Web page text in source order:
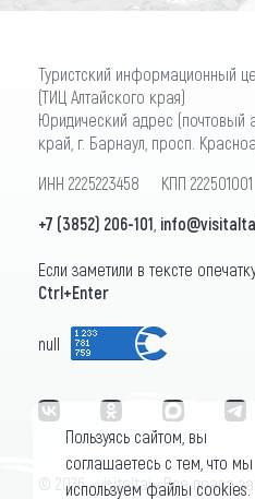
Туристский информационный
(ТИЦ Алтайского края)
Юридический адрес (почтовый
край, г. Барнаул, просп.
ИНН 2225223458 КПП
+7 (3852) 206-101
Если заметили в тексте
Ctrl+Enter
null
© 2026 «visitaltai» Все права
Пользуясь сайтом, вы
соглашаетесь с тем, что мы
используем файлы cookies.